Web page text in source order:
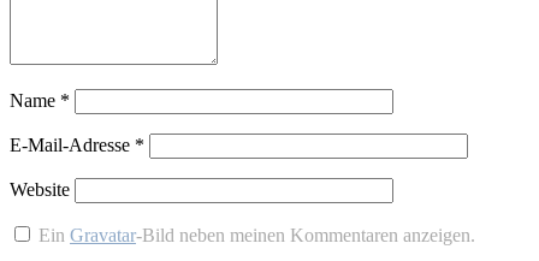
Name *
E-Mail-Adresse *
Website
EinGravatar-Bild neben meinen Kommentaren anzeigen.